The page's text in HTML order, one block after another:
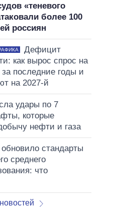
«теневого
более 100
россиян
Дефицит
как вырос спрос на
последние годы и
на 2027-й
удары по 7
которые
нефти и газа
стандарты
среднего
что